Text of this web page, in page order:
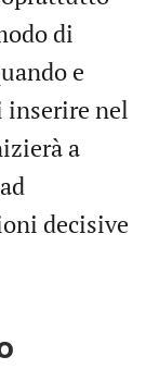
di
e
inserire nel
a
decisive